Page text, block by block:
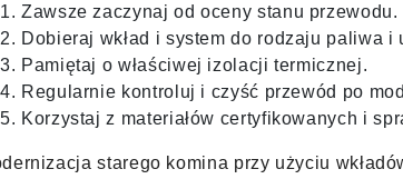
Zawsze zaczynaj od oceny stanu przewodu.
Dobieraj wkład i system do rodzaju paliwa i
Pamiętaj o właściwej izolacji termicznej.
Regularnie kontroluj i czyść przewód po
Korzystaj z materiałów certyfikowanych i
starego komina przy użyciu